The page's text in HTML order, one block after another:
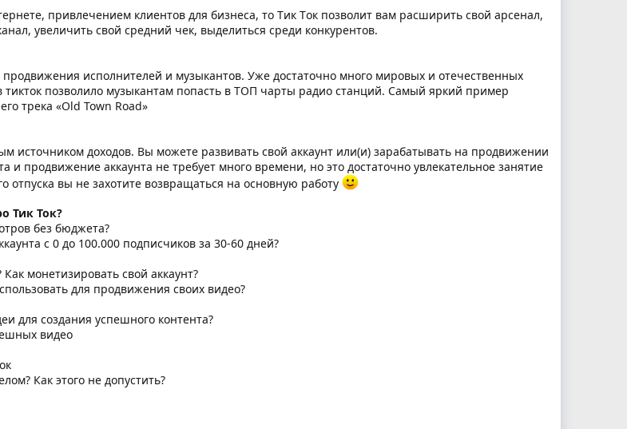
привлечением клиентов для бизнеса, то Tик Tок позволит вам расширить свой арсенал,
увеличить свой средний чек, выделиться среди конкурентов.
исполнителей и музыкантов. Уже достаточно много мировых и отечественных
позволило музыкантам попасть в ТОП чарты радио станций. Самый яркий пример
трека «Old Town Road»
источником доходов. Вы можете развивать свой аккаунт или(и) зарабатывать на продвижении
и продвижение аккаунта не требует много времени, но это достаточно увлекательное занятие
отпуска вы не захотите возвращаться на основную работу
Тик Ток?
без бюджета?
с 0 до 100.000 подписчиков за 30-60 дней?
монетизировать свой аккаунт?
для продвижения своих видео?
для создания успешного контента?
видео
Как этого не допустить?